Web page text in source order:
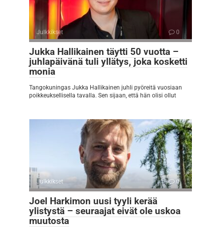
Julkkikset 0
Jukka Hallikainen täytti 50 vuotta –
juhlapäivänä tuli yllätys, joka kosketti
monia
Tangokuningas Jukka Hallikainen juhli pyöreitä vuosiaan
poikkeuksellisella tavalla. Sen sijaan, että hän olisi ollut
Julkkikset 0
Joel Harkimon uusi tyyli kerää
ylistystä – seuraajat eivät ole uskoa
muutosta